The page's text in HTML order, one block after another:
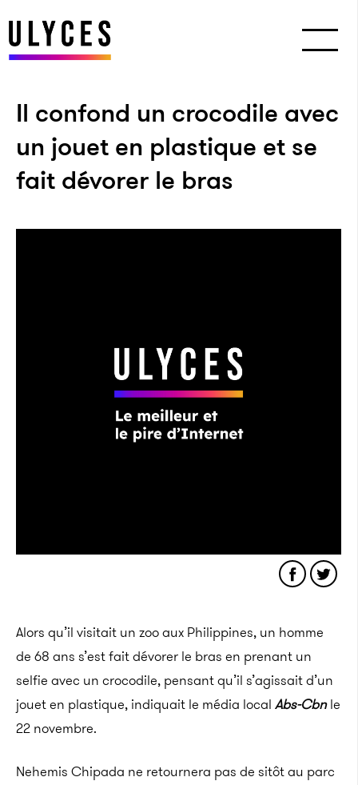
Il confond un crocodile avec
un jouet en plastique et se
fait dévorer le bras
Alors qu’il visitait un zoo aux Philippines, un homme
de 68 ans s’est fait dévorer le bras en prenant un
selfie avec un crocodile, pensant qu’il s’agissait d’un
jouet en plastique, indiquait le média local Abs-Cbnle
22 novembre.
Nehemis Chipada ne retournera pas de sitôt au parc